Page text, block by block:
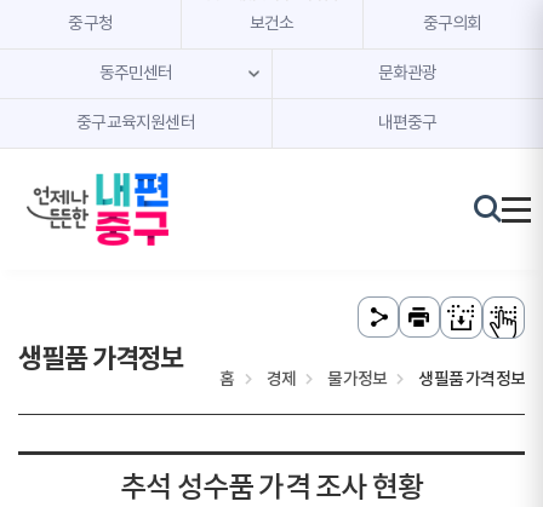
본문 내용 바로가기
주메뉴 바로가기
중구청 보건소 중구의회
동주민센터 문화관광
중구교육지원센터 내편중구
생필품 가격정보
홈 경제 물가정보 생필품 가격정보
추석 성수품 가격 조사 현황